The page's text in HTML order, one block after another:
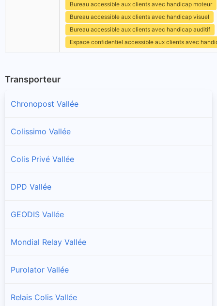
Bureau accessible aux clients avec handicap moteur
Bureau accessible aux clients avec handicap visuel
Bureau accessible aux clients avec handicap auditif
Espace confidentiel accessible aux clients avec
Transporteur
Chronopost Vallée
Colissimo Vallée
Colis Privé Vallée
DPD Vallée
GEODIS Vallée
Mondial Relay Vallée
Purolator Vallée
Relais Colis Vallée